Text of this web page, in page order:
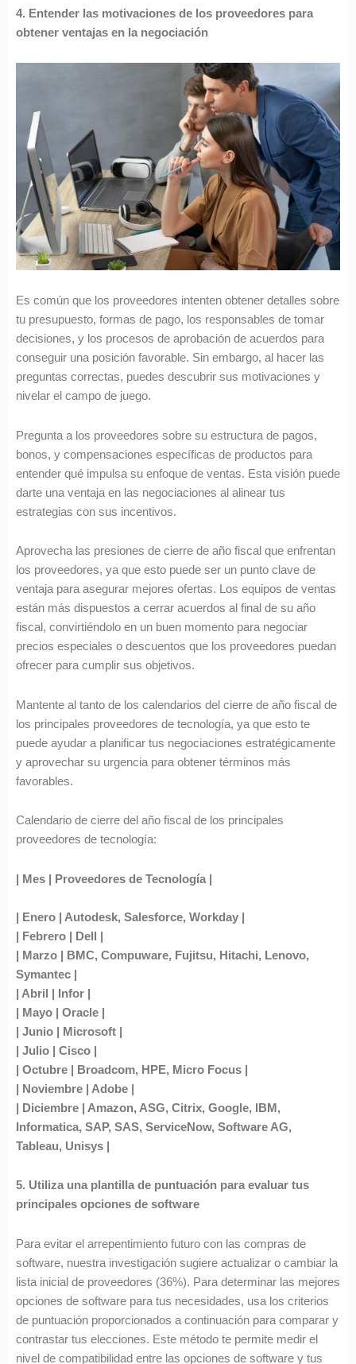
4. Entender las motivaciones de los proveedores para
obtener ventajas en la negociación
Es común que los proveedores intenten obtener detalles sobre
tu presupuesto, formas de pago, los responsables de tomar
decisiones, y los procesos de aprobación de acuerdos para
conseguir una posición favorable. Sin embargo, al hacer las
preguntas correctas, puedes descubrir sus motivaciones y
nivelar el campo de juego.
Pregunta a los proveedores sobre su estructura de pagos,
bonos, y compensaciones específicas de productos para
entender qué impulsa su enfoque de ventas. Esta visión puede
darte una ventaja en las negociaciones al alinear tus
estrategias con sus incentivos.
Aprovecha las presiones de cierre de año fiscal que enfrentan
los proveedores, ya que esto puede ser un punto clave de
ventaja para asegurar mejores ofertas. Los equipos de ventas
están más dispuestos a cerrar acuerdos al final de su año
fiscal, convirtiéndolo en un buen momento para negociar
precios especiales o descuentos que los proveedores puedan
ofrecer para cumplir sus objetivos.
Mantente al tanto de los calendarios del cierre de año fiscal de
los principales proveedores de tecnología, ya que esto te
puede ayudar a planificar tus negociaciones estratégicamente
y aprovechar su urgencia para obtener términos más
favorables.
Calendario de cierre del año fiscal de los principales
proveedores de tecnología:
| Mes | Proveedores de Tecnología |
| Enero | Autodesk, Salesforce, Workday |
| Febrero | Dell |
| Marzo | BMC, Compuware, Fujitsu, Hitachi, Lenovo,
Symantec |
| Abril | Infor |
| Mayo | Oracle |
| Junio | Microsoft |
| Julio | Cisco |
| Octubre | Broadcom, HPE, Micro Focus |
| Noviembre | Adobe |
| Diciembre | Amazon, ASG, Citrix, Google, IBM,
Informatica, SAP, SAS, ServiceNow, Software AG,
Tableau, Unisys |
5. Utiliza una plantilla de puntuación para evaluar tus
principales opciones de software
Para evitar el arrepentimiento futuro con las compras de
software, nuestra investigación sugiere actualizar o cambiar la
lista inicial de proveedores (36%). Para determinar las mejores
opciones de software para tus necesidades, usa los criterios
de puntuación proporcionados a continuación para comparar y
contrastar tus elecciones. Este método te permite medir el
nivel de compatibilidad entre las opciones de software y tus